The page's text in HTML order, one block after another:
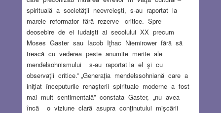
spirituală a societăţii neevreieşti, s-au raportat la
marele reformator fără rezerve critice. Spre
deosebire de ei iudaişti ai secolului XX precum
Moses Gaster sau Iacob Iţhac Niemirower fără să
treacă cu vederea peste anumite merite ale
mendelsohnismului s-au raportat la el şi cu
observaţii critice.” „Generaţia mendelssohniană care a
iniţiat începuturile renaşterii spirituale moderne a fost
mai mult sentimentală” constata Gaster, „nu avea
încă o viziune clară asupra conţinutului mişcării